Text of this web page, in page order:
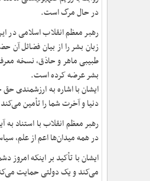
در حال مرگ است.
رهبر معظم انقلاب اسلامی در
زبان بشر را از بیان فضائل
طبیبی ماهر و حاذق، نسخه
بشر عرضه کرده است.
ایشان با اشاره به ارزشمندی
دنیا و آخرت شما را تأمین
رهبر معظم انقلاب با استناد
در همه میدان‌ها اعم از علم،
ایشان با تأکید بر اینکه
می‌کند و یک دولتی حمایت